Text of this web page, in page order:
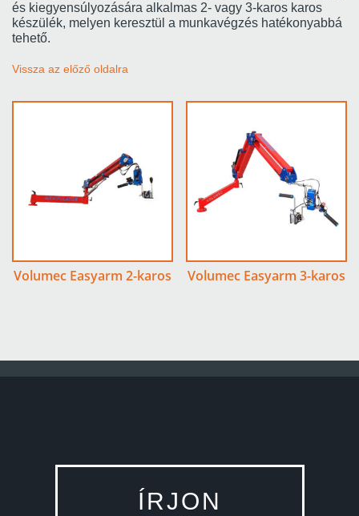
és kiegyensúlyozására alkalmas 2- vagy 3-karos karos
készülék, melyen keresztül a munkavégzés hatékonyabbá
tehető.
Vissza az előző oldalra
Volumec Easyarm 2-karos Volumec Easyarm 3-karos
ÍRJON